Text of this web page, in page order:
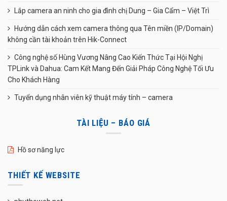
Lắp camera an ninh cho gia đình chị Dung – Gia Cẩm – Việt Trì
Hướng dẫn cách xem camera thông qua Tên miền (IP/Domain)
không cần tài khoản trên Hik-Connect
Công nghệ số Hùng Vương Nâng Cao Kiến Thức Tại Hội Nghị
TPLink và Dahua: Cam Kết Mang Đến Giải Pháp Công Nghệ Tối Ưu
Cho Khách Hàng
Tuyển dụng nhân viên kỹ thuật máy tính – camera
TÀI LIỆU – BÁO GIÁ
Hồ sơ năng lực
THIẾT KẾ WEBSITE